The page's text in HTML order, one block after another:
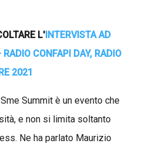
L'INTERVISTA AD
CONFAPI DAY, RADIO
2021
Summit è un evento che
e non si limita soltanto
Ne ha parlato Maurizio